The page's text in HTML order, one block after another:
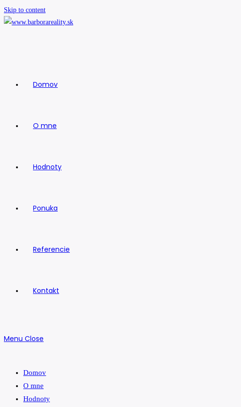
Skip to content
Domov
O mne
Hodnoty
Ponuka
Referencie
Kontakt
Menu Close
Domov
O mne
Hodnoty